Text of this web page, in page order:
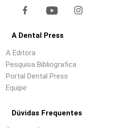
A Dental Press
A Editora
Pesquisa Bibliografica
Portal Dental Press
Equipe
Dúvidas Frequentes